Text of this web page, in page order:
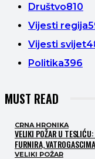
Društvo810
Vijesti regija
Vijesti svijet
Politika396
MUST READ
CRNA HRONIKA
VELIKI POŽAR U
FURNIRA,
VELIKI POŽAR